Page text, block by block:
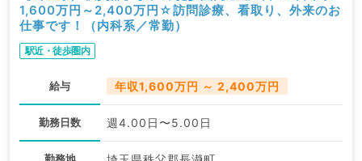
1,600万円～2,400万円☆訪問診療、看取り、外来のお
仕事です！（内科系／常勤）
駅近・徒歩圏内
給与 年収1,600万円 ～ 2,400万円
勤務日数 週4.00日〜5.00日